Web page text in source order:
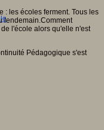
: les écoles ferment. Tous les
lendemain.Comment
l'école alors qu'elle n'est
Pédagogique s'est